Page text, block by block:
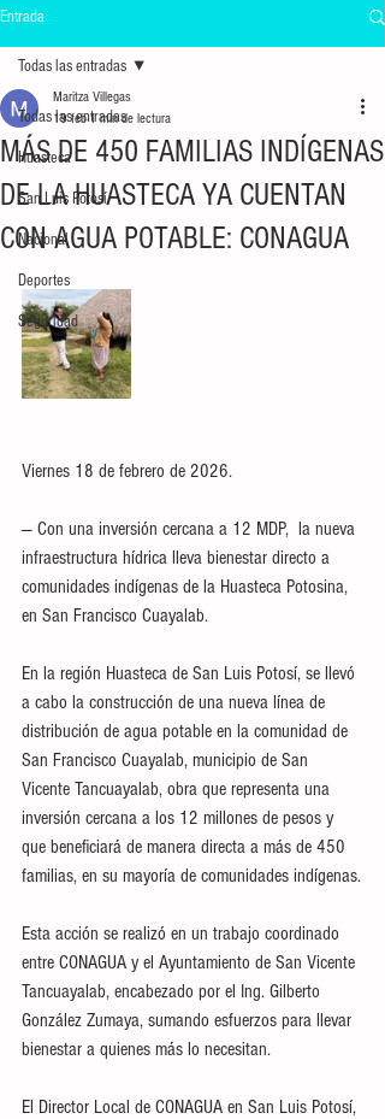
Entrada
Todas las entradas
Huasteca
San Luis Potosí
Nacional
Deportes
Seguridad
Todas las entradas
MÁS DE 450 FAMILIAS INDÍGENAS
DE LA HUASTECA YA CUENTAN
CON AGUA POTABLE: CONAGUA
Maritza Villegas
19 feb1 min de lectura
Viernes 18 de febrero de 2026.
— Con una inversión cercana a 12 MDP,  la nueva
infraestructura hídrica lleva bienestar directo a
comunidades indígenas de la Huasteca Potosina,
en San Francisco Cuayalab.
En la región Huasteca de San Luis Potosí, se llevó
a cabo la construcción de una nueva línea de
distribución de agua potable en la comunidad de
San Francisco Cuayalab, municipio de San
Vicente Tancuayalab, obra que representa una
inversión cercana a los 12 millones de pesos y
que beneficiará de manera directa a más de 450
familias, en su mayoría de comunidades indígenas.
Esta acción se realizó en un trabajo coordinado
entre CONAGUA y el Ayuntamiento de San Vicente
Tancuayalab, encabezado por el Ing. Gilberto
González Zumaya, sumando esfuerzos para llevar
bienestar a quienes más lo necesitan.
El Director Local de CONAGUA en San Luis Potosí,